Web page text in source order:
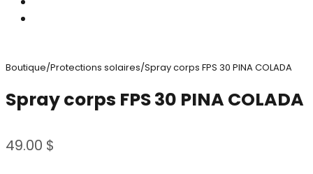
Boutique/Protections solaires/Spray corps FPS 30 PINA COLADA
Spray corps FPS 30 PINA COLADA
49.00 $